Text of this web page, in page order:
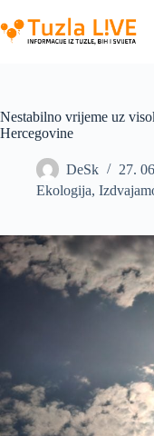
to
content
Nestabilno vrijeme uz
Hercegovine
DeSk
27.
Ekologija,